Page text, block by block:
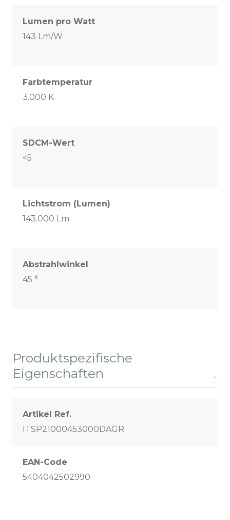
Lumen pro Watt
143 Lm/W
Farbtemperatur
3.000 K
SDCM-Wert
<5
Lichtstrom (Lumen)
143.000 Lm
Abstrahlwinkel
45 °
Produktspezifische
Eigenschaften
Artikel Ref.
ITSP21000453000DAGR
EAN-Code
5404042502990